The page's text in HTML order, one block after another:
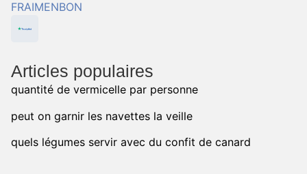
Articles populaires
quantité de vermicelle par personne
peut on garnir les navettes la veille
quels légumes servir avec du confit de canard